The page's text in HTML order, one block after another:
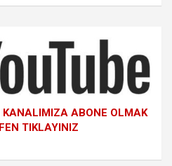
KANALIMIZA ABONE OLMAK
TIKLAYINIZ